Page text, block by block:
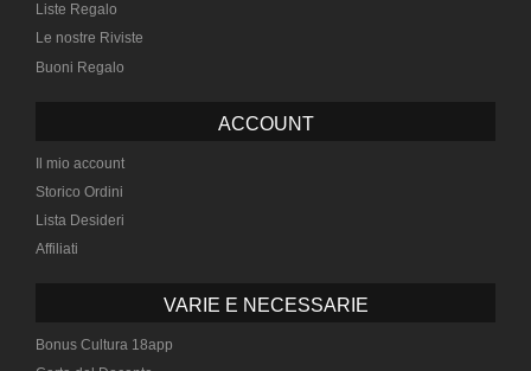
Liste Regalo
Le nostre Riviste
Buoni Regalo
ACCOUNT
Il mio account
Storico Ordini
Lista Desideri
Affiliati
VARIE E NECESSARIE
Bonus Cultura 18app